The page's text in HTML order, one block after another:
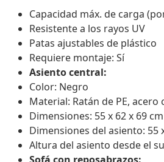
Capacidad máx. de carga
Resistente a los rayos UV
Patas ajustables de plástico
Requiere montaje: Sí
Asiento central:
Color: Negro
Material: Ratán de PE,
Dimensiones: 55 x 62 x 69
Dimensiones del asiento:
Altura del asiento desde el